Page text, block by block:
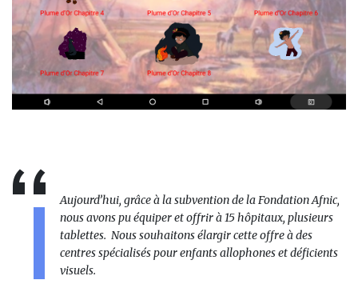
Aujourd’hui, grâce à la subvention de la Fondation Afnic,
nous avons pu équiper et offrir à 15 hôpitaux, plusieurs
tablettes. Nous souhaitons élargir cette offre à des
centres spécialisés pour enfants allophones et déficients
visuels.